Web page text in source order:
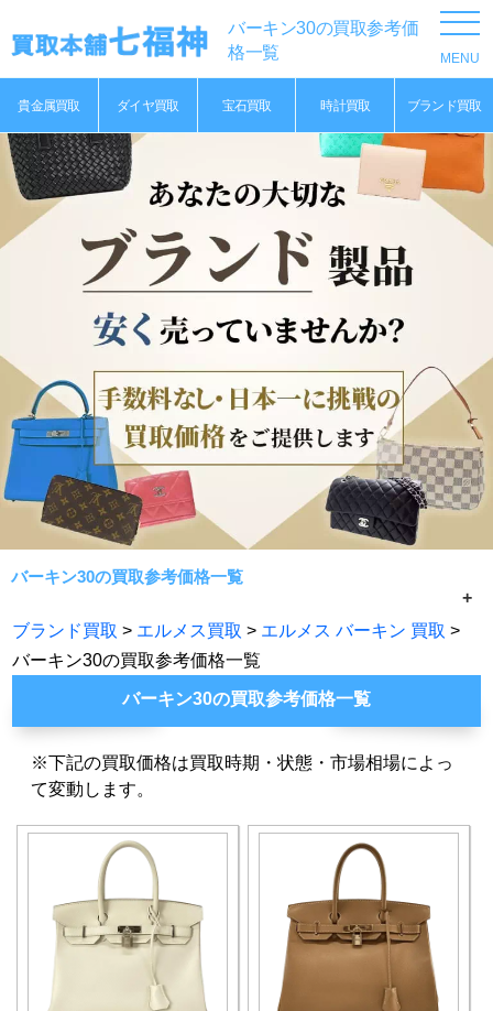
バーキン30の買取参考価
格一覧
貴金属買取 ダイヤ買取 宝石買取 時計買取 ブランド買取
バーキン30の買取参考価格一覧
バッグ エルメス バーキン30の買取参考価格一覧。七福神
では、時計、バッグ、財布、宝石その他さまざまなエルメ
ス製品を最大限の価格で高く買取しています。宅配でもご
来店でも手数料査定料なしで最大価格で売るなら七福神に
ブランド買取 > エルメス買取 > エルメス バーキン 買取 >
バーキン30の買取参考価格一覧
バーキン30の買取参考価格一覧
※下記の買取価格は買取時期・状態・市場相場によっ
て変動します。